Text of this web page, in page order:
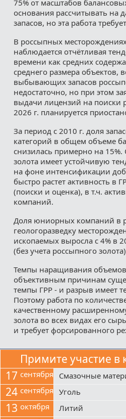
75% от масштабов
основания рассчитывать на
запасов, но эта работа
В россыпных месторождениях
наблюдается отчётливая
времени как средних
среднего размера объектов,
выбывающих запасов
недостаточно, но при этом
выдачи лицензий на поиски
2026 г. планируется
За период с 2010 г. доля
категорий в общем объеме
снизилась примерно на 15%.
золота имеет устойчивую
на фоне интенсификации
быстро растет активность в
(поиски и оценка), в т.ч.
компаний.
Доля юниорных компаний в
геологоразведку
ископаемых выросла с 4% в
(без учета россыпного
Темпы наращивания
объективным причинам
темпы ГРР - и разрыв имеет
Поэтому работа по
качественному
золота во всех видах его
и требует форсированного
Примите участие в
17 сентября Смазочные
24 сентября Уголь
13 октября Литий